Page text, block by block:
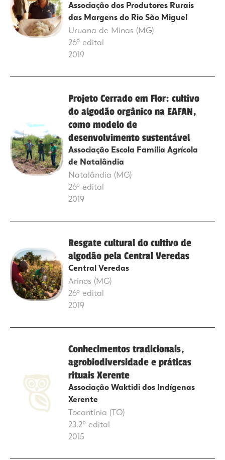
Associação dos Produtores Rurais
das Margens do Rio São Miguel
Uruana de Minas (MG)
26º edital
2019
Projeto Cerrado em Flor: cultivo
do algodão orgânico na EAFAN,
como modelo de
desenvolvimento sustentável
Associação Escola Família Agrícola
de Natalândia
Natalândia (MG)
26º edital
2019
Resgate cultural do cultivo de
algodão pela Central Veredas
Central Veredas
Arinos (MG)
26º edital
2019
Conhecimentos tradicionais,
agrobiodiversidade e práticas
rituais Xerente
Associação Waktidi dos Indígenas
Xerente
Tocantínia (TO)
23.2º edital
2015